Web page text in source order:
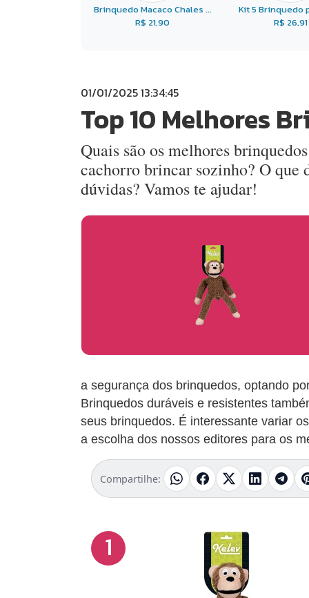
Brinquedo Macaco Chales ...
R$ 21,90
Kit 5 Brinquedo
R$ 26,91
01/01/2025 13:34:45
Top 10 Melhores
Quais são os melhores
cachorro brincar sozinho? O que
dúvidas? Vamos te ajudar!
a segurança dos brinquedos, optando
Brinquedos duráveis e resistentes
seus brinquedos. É interessante variar
a escolha dos nossos editores para os
Compartilhe:
1